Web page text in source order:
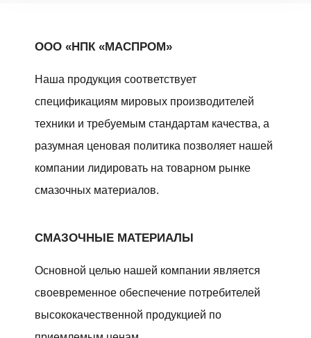
ООО «НПК «МАСПРОМ»
Наша продукция соответствует
спецификациям мировых производителей
техники и требуемым стандартам качества, а
разумная ценовая политика позволяет нашей
компании лидировать на товарном рынке
смазочных материалов.
СМАЗОЧНЫЕ МАТЕРИАЛЫ
Основной целью нашей компании является
своевременное обеспечение потребителей
высококачественной продукцией по